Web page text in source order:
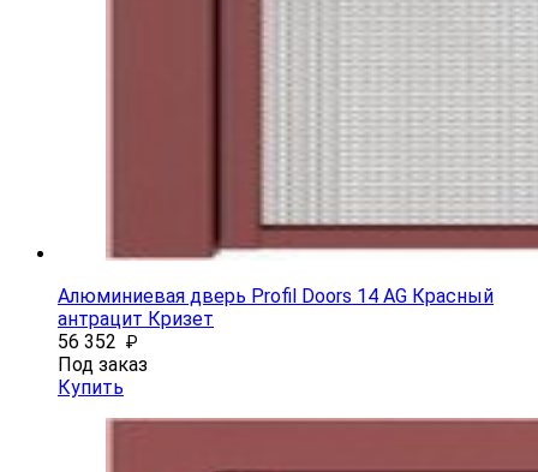
Алюминиевая дверь Profil Doors 14 AG Красный
антрацит Кризет
56 352 ₽
Под заказ
Купить